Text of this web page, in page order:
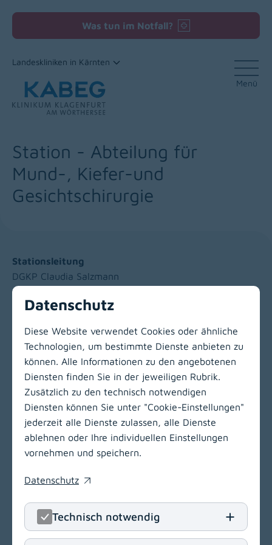
Was tun im Notfall?
Landeskliniken in Kärnten
Menü
Station - Abteilung für
Mund-, Kiefer-und
Gesichtschirurgie
Stationsleitung
DGKP Claudia Salzmann
Kontakt
Zur Hauptnavigation
LinkedIn
(opens in
Klinikum Klagenfurt am Wörthersee
9020 Klagenfurt am Wörthersee
T+43 463 538-0
klinikum.klagenfurt[at]kabeg
Datenschutz
Diese Website verwendet Cookies oder ähnliche
Technologien, um bestimmte Dienste anbieten zu
können. Alle Informationen zu den angebotenen
Diensten finden Sie in der jeweiligen Rubrik.
Zusätzlich zu den technisch notwendigen
Diensten können Sie unter "Cookie-Einstellungen"
jederzeit alle Dienste zulassen, alle Dienste
ablehnen oder Ihre individuellen Einstellungen
vornehmen und speichern.
Datenschutz
(opens in a new window)
Technisch notwendig